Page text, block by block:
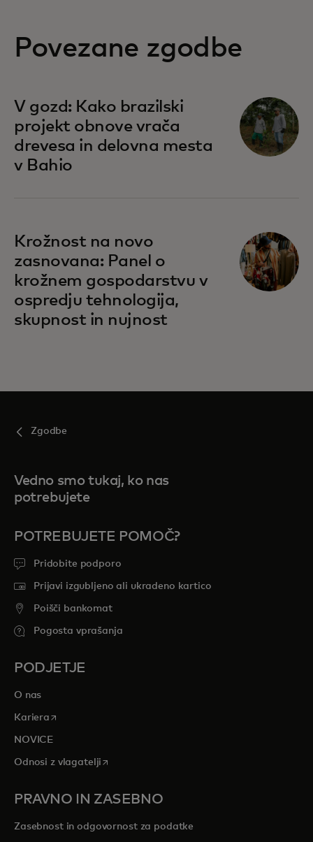
Povezane zgodbe
V gozd: Kako brazilski
projekt obnove vrača
drevesa in delovna mesta
v Bahio
Krožnost na novo
zasnovana: Panel o
krožnem gospodarstvu v
ospredju tehnologija,
skupnost in nujnost
Zgodbe
Vedno smo tukaj, ko nas
potrebujete
POTREBUJETE POMOČ?
Pridobite podporo
Prijavi izgubljeno ali ukradeno kartico
Poišči bankomat
Pogosta vprašanja
PODJETJE
O nas
Kariera opens in a new tab
NOVICE
Odnosi z vlagatelji opens in a new tab
PRAVNO IN ZASEBNO
Zasebnost in odgovornost za podatke